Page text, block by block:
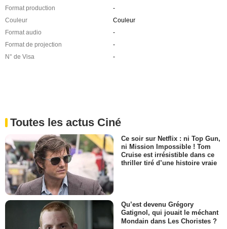
Format production
-
Couleur
Couleur
Format audio
-
Format de projection
-
N° de Visa
-
Toutes les actus Ciné
Ce soir sur Netflix : ni Top Gun,
ni Mission Impossible ! Tom
Cruise est irrésistible dans ce
thriller tiré d’une histoire vraie
Qu’est devenu Grégory
Gatignol, qui jouait le méchant
Mondain dans Les Choristes ?